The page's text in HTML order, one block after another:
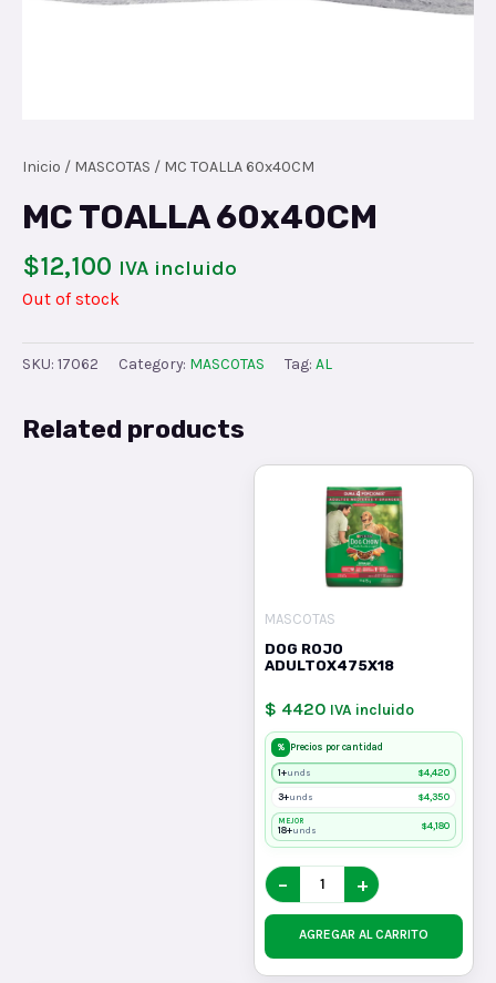
Inicio / MASCOTAS / MC TOALLA 60x40CM
MC TOALLA 60x40CM
$12,100 IVA incluido
Out of stock
SKU: 17062 Category: MASCOTAS Tag: AL
Related products
MASCOTAS
DOG ROJO
ADULTOX475X18
$ 4420 IVA incluido
% Precios por cantidad
1+unds $4,420
3+unds $4,350
MEJOR
18+unds $4,180
− +
AGREGAR AL CARRITO